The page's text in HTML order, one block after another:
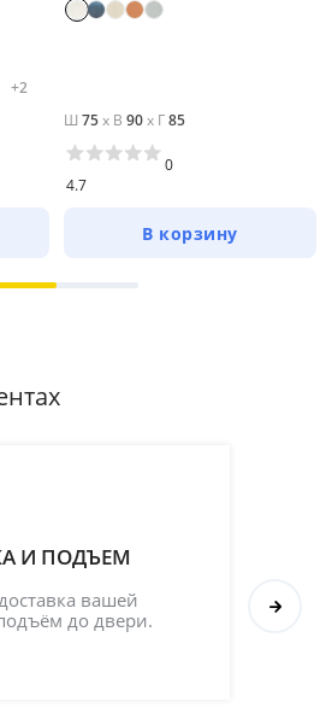
+2
Ш 75x В 90x Г85
4.7
0
В корзину
И ПОДЪЕМ
вашей
до двери.